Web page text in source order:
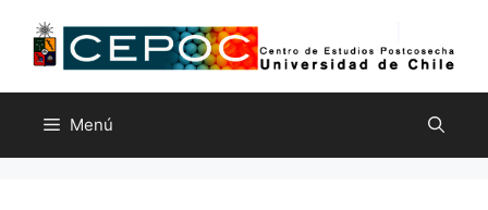
contenido
Menú